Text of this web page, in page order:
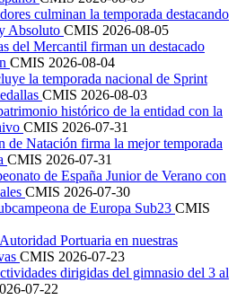
culminan la temporada destacando
Absoluto CMIS 2026-08-05
del Mercantil firman un destacado
CMIS 2026-08-04
la temporada nacional de Sprint
CMIS 2026-08-03
histórico de la entidad con la
CMIS 2026-07-31
de Natación firma la mejor temporada
CMIS 2026-07-31
de España Junior de Verano con
CMIS 2026-07-30
de Europa Sub23 CMIS
Portuaria en nuestras
CMIS 2026-07-23
dirigidas del gimnasio del 3 al
07-22